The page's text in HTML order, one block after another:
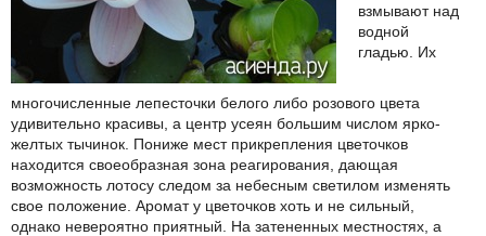
взмывают над
водной
гладью. Их
многочисленные лепесточки белого либо розового цвета
удивительно красивы, а центр усеян большим числом ярко-
желтых тычинок. Пониже мест прикрепления цветочков
находится своеобразная зона реагирования, дающая
возможность лотосу следом за небесным светилом изменять
свое положение. Аромат у цветочков хоть и не сильный,
однако невероятно приятный. На затененных местностях, а